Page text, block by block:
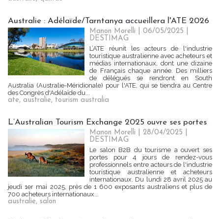
Australie : Adélaïde/Tarntanya accueillera l'ATE 2026
Manon Morelli | 06/05/2025
DESTIMAG
L’ATE réunit les acteurs de l'industrie
touristique australienne avec acheteurs et
médias internationaux, dont une dizaine
de Français chaque année. Des milliers
de délégués se rendront en South
Australia (Australie-Méridionale) pour l'ATE, qui se tiendra au Centre
des Congrès d'Adélaïde du...
ate, australie, tourism australia
L’Australian Tourism Exchange 2025 ouvre ses portes
Manon Morelli | 28/04/2025
DESTIMAG
Le salon B2B du tourisme a ouvert ses
portes pour 4 jours de rendez-vous
professionnels entre acteurs de l'industrie
touristique australienne et acheteurs
internationaux. Du lundi 28 avril 2025 au
jeudi 1er mai 2025, près de 1 600 exposants australiens et plus de
700 acheteurs internationaux...
australie, salon